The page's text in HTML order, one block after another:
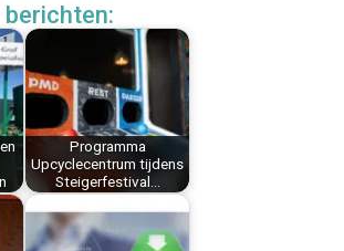
i
t
A
p
p
e
Programma
Upcyclecentrum tijdens
Steigerfestival…